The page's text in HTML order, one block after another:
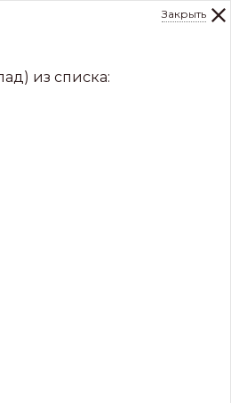
МП
Закрыть
из списка: